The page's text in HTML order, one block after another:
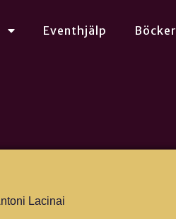
Eventhjälp Böcker
Lacinai